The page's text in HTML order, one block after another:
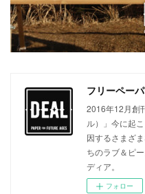
フリーペー
2016年12月創
ル）」今に起
因するさまざ
ちのラブ＆ピ
ディア。
フォロー